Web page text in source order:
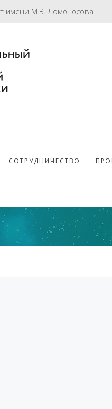
имени М.В. Ломоносова
СОТРУДНИЧЕСТВО